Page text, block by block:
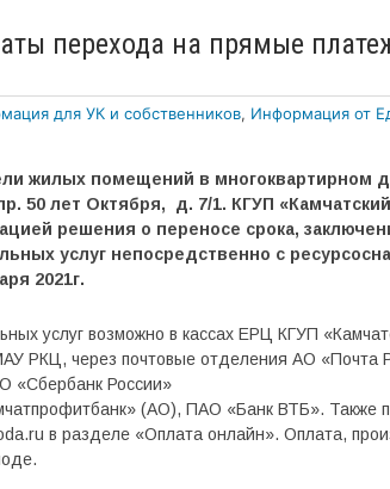
перехода на прямые
для УК и собственников, Информация от
жилых помещений в многоквартирном
50 лет Октября, д. 7/1. КГУП
решения о переносе срока,
услуг непосредственно с
2021г.
услуг возможно в кассах ЕРЦ КГУП
РКЦ, через почтовые отделения АО «Почта
«Сбербанк России»
(АО), ПАО «Банк ВТБ». Также
в разделе «Оплата онлайн». Оплата,